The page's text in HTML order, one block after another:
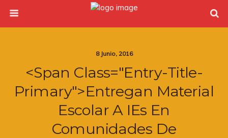
8 Junio, 2016
<span Class="entry-Title-
Primary">Entregan Material
Escolar A IEs En
Comunidades De